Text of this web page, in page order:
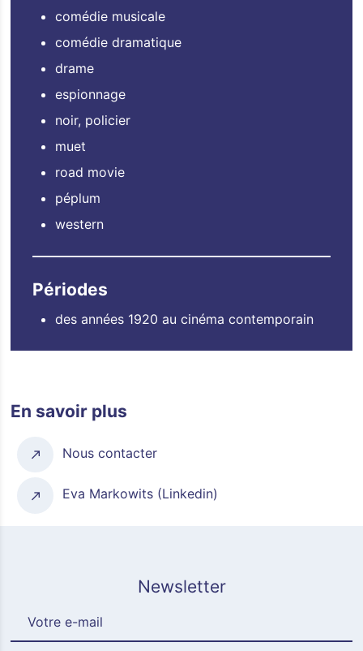
comédie musicale
comédie dramatique
drame
espionnage
noir, policier
muet
road movie
péplum
western
Périodes
des années 1920 au cinéma contemporain
En savoir plus
Nous contacter
Eva Markowits (Linkedin)
Newsletter